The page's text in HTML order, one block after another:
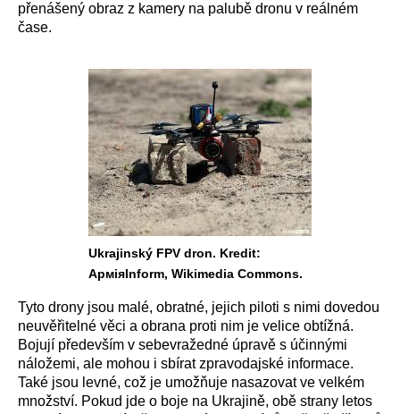
přenášený obraz z kamery na palubě dronu v reálném
čase.
Ukrajinský FPV dron. Kredit:
АрміяInform, Wikimedia Commons.
Tyto drony jsou malé, obratné, jejich piloti s nimi dovedou
neuvěřitelné věci a obrana proti nim je velice obtížná.
Bojují především v sebevražedné úpravě s účinnými
náložemi, ale mohou i sbírat zpravodajské informace.
Také jsou levné, což je umožňuje nasazovat ve velkém
množství. Pokud jde o boje na Ukrajině, obě strany letos